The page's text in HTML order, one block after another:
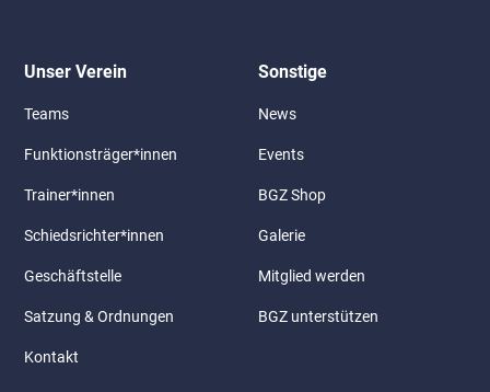
Unser Verein
Teams
Funktionsträger*innen
Trainer*innen
Schiedsrichter*innen
Geschäftstelle
Satzung & Ordnungen
Kontakt
Sonstige
News
Events
BGZ Shop
Galerie
Mitglied werden
BGZ unterstützen